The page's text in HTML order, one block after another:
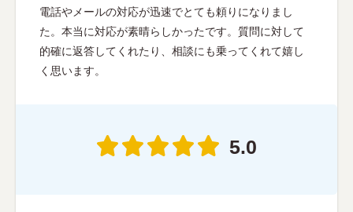
電話やメールの対応が迅速でとても頼りになりまし
た。本当に対応が素晴らしかったです。質問に対して
的確に返答してくれたり、相談にも乗ってくれて嬉し
く思います。
5.0